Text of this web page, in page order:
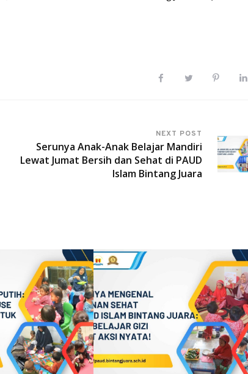
NEXT POST
Serunya Anak-Anak Belajar Mandiri
Lewat Jumat Bersih dan Sehat di PAUD
Islam Bintang Juara